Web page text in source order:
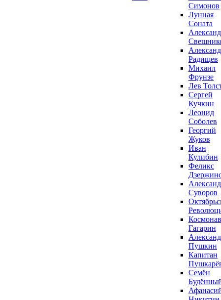
Симонов
Лунная
Соната
Радищев
Михаил
Фрунзе
Лев
Сергей
Кучкин
Леонид
Соболев
Георгий
Жуков
Иван
Кулибин
Феликс
Суворов
Гагарин
Пушкин
Капитан
Семён